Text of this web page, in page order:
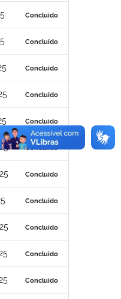
Concluído
Concluído
Concluído
Concluído
Concluído
Concluído
Concluído
Concluído
Concluído
Concluído
Concluído